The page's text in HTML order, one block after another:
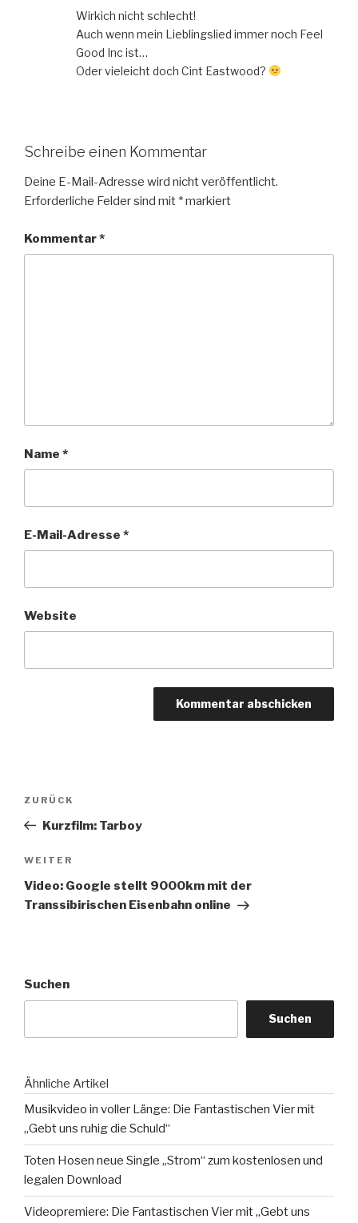
Wirkich nicht schlecht!
Auch wenn mein Lieblingslied immer noch Feel
Good Inc ist…
Oder vieleicht doch Cint Eastwood?
Schreibe einen Kommentar
Deine E-Mail-Adresse wird nicht veröffentlicht.
Erforderliche Felder sind mit *markiert
Kommentar*
Name *
E-Mail-Adresse *
Website
Beitragsnavigation
Vorheriger
Beitrag
ZURÜCK
Kurzfilm: Tarboy
Nächster
Beitrag
WEITER
Video: Google stellt 9000km mit der
Transsibirischen Eisenbahn online
Suchen
Suchen
Ähnliche Artikel
Musikvideo in voller Länge: Die Fantastischen Vier mit
„Gebt uns ruhig die Schuld“
Toten Hosen neue Single „Strom“ zum kostenlosen und
legalen Download
Videopremiere: Die Fantastischen Vier mit „Gebt uns